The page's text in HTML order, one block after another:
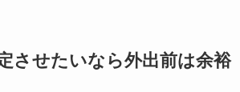
させたいなら外出前は余裕